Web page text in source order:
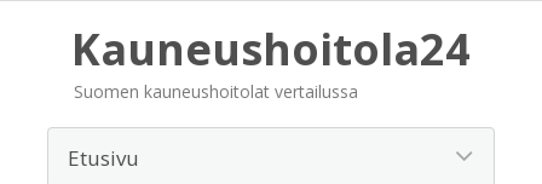
Kauneushoitola24
Suomen kauneushoitolat vertailussa